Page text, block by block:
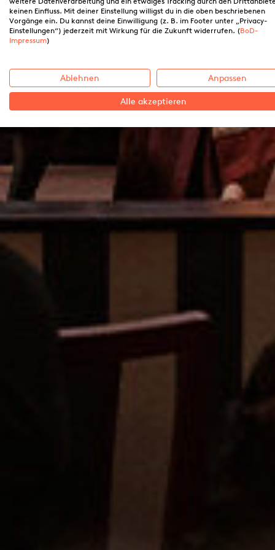
keinen Einfluss. Mit deiner Einstellung willigst du in die oben beschriebenen
Vorgänge ein. Du kannst deine Einwilligung (z. B. im Footer unter „Privacy-
Einstellungen“) jederzeit mit Wirkung für die Zukunft widerrufen. (BoD-
Impressum)
Ablehnen Anpassen
Alle akzeptieren